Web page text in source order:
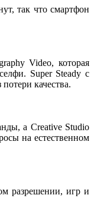
так что смартфон
Video, которая
Super Steady с
качества.
а Creative Studio
на естественном
разрешении, игр и